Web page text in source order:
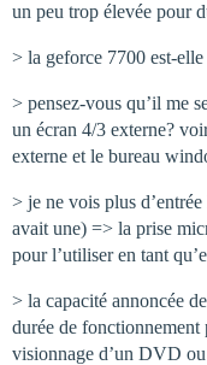
un peu trop élevée pour
> la geforce 7700 est-
> pensez-vous qu’il me
un écran 4/3 externe?
externe et le bureau
> je ne vois plus
avait une) => la prise
pour l’utiliser en tant
> la capacité annoncée
durée de fonctionnement
visionnage d’un DVD